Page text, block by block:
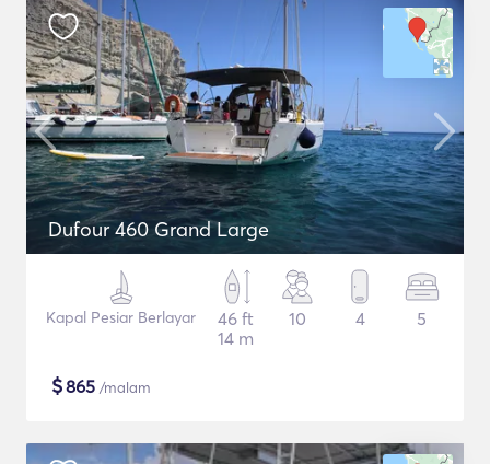
Dufour 460 Grand Large
Kapal Pesiar Berlayar
46 ft
14 m
10 4 5
$865 /malam